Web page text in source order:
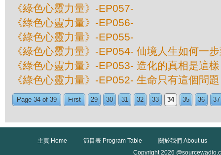
《綠色心靈力量》-EP057-
《綠色心靈力量》-EP056-
《綠色心靈力量》-EP055-
《綠色心靈力量》-EP054- 仙境人生如何一
《綠色心靈力量》-EP053- 造化的真相是這樣
《綠色心靈力量》-EP052- 生命只有這個問題
Page 34 of 39 First 29 30 31 32 33 34 35 36 37
主頁 Home 節目表 Program Table
關於我們 About us
Copyright 2026